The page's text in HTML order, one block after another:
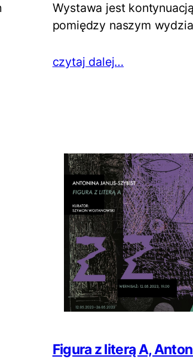
Wystawa jest
pomiędzy naszym
czytaj dalej…
Figura z literą A,